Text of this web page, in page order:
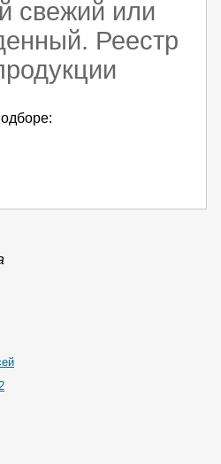
свежий или
Реестр